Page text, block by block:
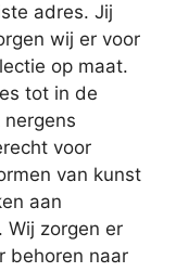
adres. Jij
wij er voor
op maat.
tot in de
voor
van kunst
aan
zorgen er
behoren naar